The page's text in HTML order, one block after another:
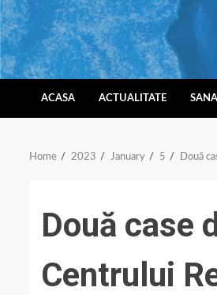
Skip
to
content
ACASA ACTUALITATE
Home 2023 January 5 Două
Două case
Centrului